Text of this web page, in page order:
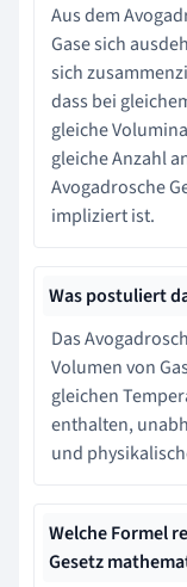
Aus dem
Gase sich
sich
dass bei
gleiche
gleiche Anzahl
Avogadrosche
impliziert ist.
Was postuliert
Das
Volumen von
gleichen
enthalten,
und
Welche Formel
Gesetz